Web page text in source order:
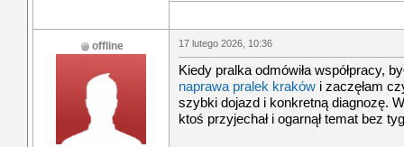
offline 17 lutego 2026, 10:36
Kiedy pralka odmówiła współpracy,
naprawa pralek kraków i zaczęłam
szybki dojazd i konkretną diagnozę.
ktoś przyjechał i ogarnął temat bez